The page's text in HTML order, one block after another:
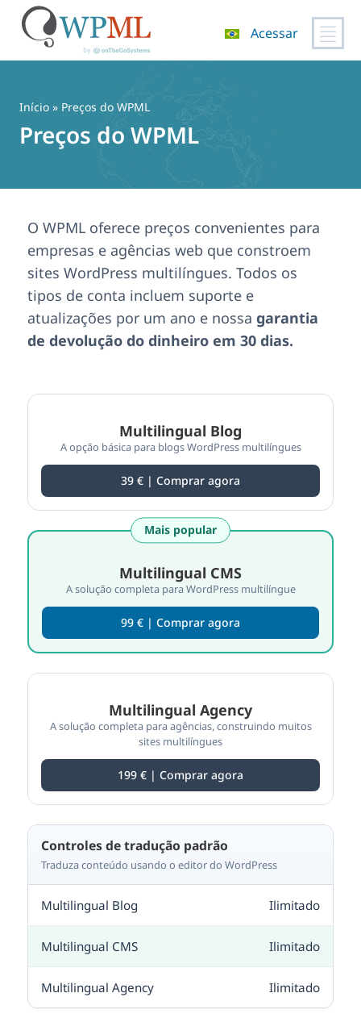
Acessar
Início » Preços do WPML
Preços do WPML
O WPML oferece preços convenientes para
empresas e agências web que constroem
sites WordPress multilíngues. Todos os
tipos de conta incluem suporte e
atualizações por um ano e nossa garantia
de devolução do dinheiro em 30 dias.
Compare os recursos dos planos do WPML
Multilingual Blog
A opção básica para blogs WordPress multilíngues
39 € | Comprar agora
Mais popular
Multilingual CMS
A solução completa para WordPress multilíngue
99 € | Comprar agora
Multilingual Agency
A solução completa para agências, construindo muitos
sites multilíngues
199 € | Comprar agora
Controles de tradução padrão
Traduza conteúdo usando o editor do WordPress
Ilimitado
Ilimitado
Ilimitado